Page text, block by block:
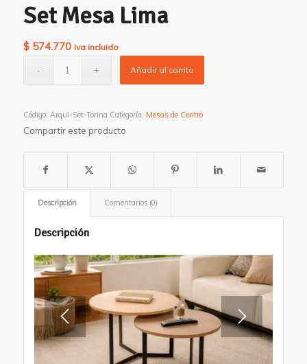
Set Mesa Lima
$574.770 iva incluido
Añadir al carrito
Código: Arqui-Set-Torina Categoría: Mesas de Centro
Compartir este producto
Descripción Comentarios (0)
Descripción